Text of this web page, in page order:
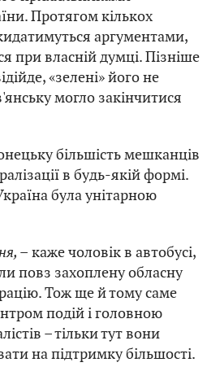
Протягом кількох
аргументами,
при власній думці. Пізніше
«зелені» його не
могло закінчитися
більшість мешканців
в будь-якій формі.
була унітарною
– каже чоловік в автобусі,
повз захоплену обласну
Тож ще й тому саме
подій і головною
– тільки тут вони
на підтримку більшості.